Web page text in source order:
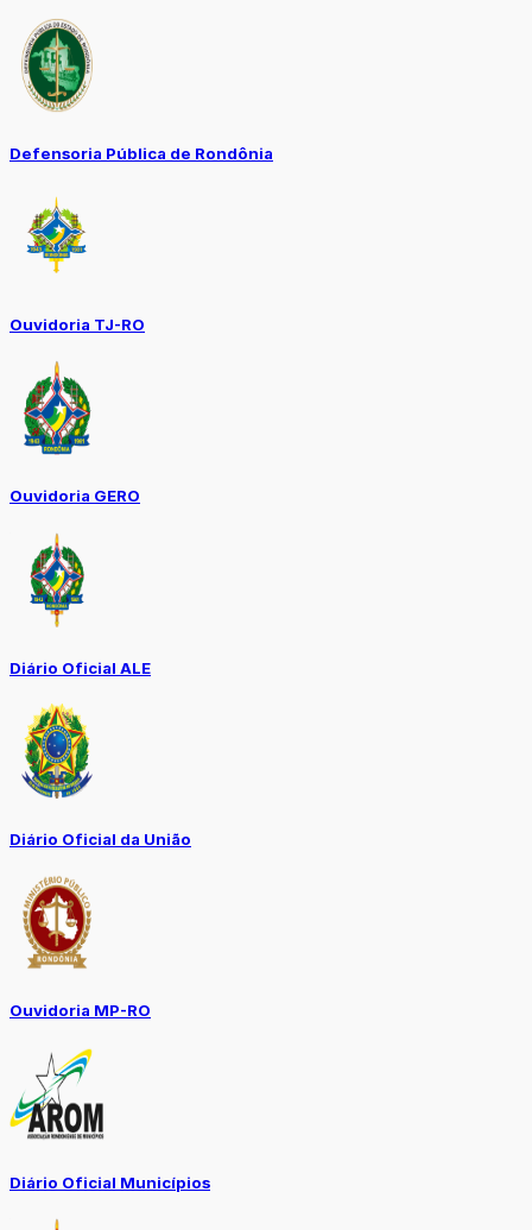
Defensoria Pública de Rondônia
Ouvidoria TJ-RO
Ouvidoria GERO
Diário Oficial ALE
Diário Oficial da União
Ouvidoria MP-RO
Diário Oficial Municípios